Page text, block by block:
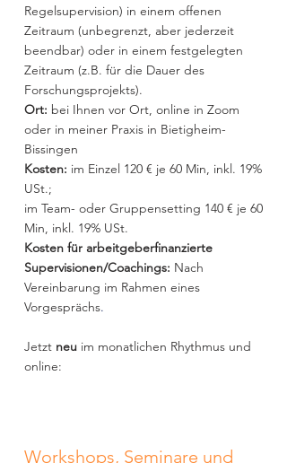
Regelsupervision) in einem offenen
Zeitraum (unbegrenzt, aber jederzeit
beendbar) oder in einem festgelegten
Zeitraum (z.B. für die Dauer des
Forschungsprojekts).
Ort: bei Ihnen vor Ort, online in Zoom
oder in meiner Praxis in Bietigheim-
Bissingen
Kosten: im Einzel 120 € je 60 Min, inkl. 19%
USt.;
im Team- oder Gruppensetting 140 € je 60
Min, inkl. 19% USt.
Kosten für arbeitgeberfinanzierte
Supervisionen/Coachings: Nach
Vereinbarung im Rahmen eines
Vorgesprächs.
Jetzt neu im monatlichen Rhythmus und
online:
Workshops, Seminare und